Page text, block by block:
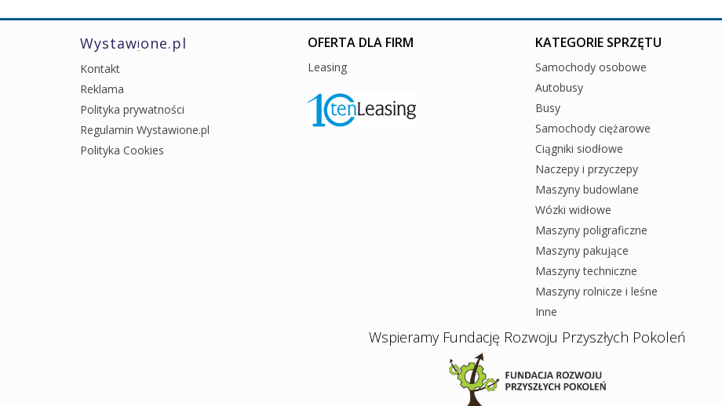
Wystawione.pl
Kontakt
Reklama
Polityka prywatności
Regulamin Wystawione.pl
Polityka Cookies
OFERTA DLA FIRM
Leasing
KATEGORIE SPRZĘTU
Samochody osobowe
Autobusy
Busy
Samochody ciężarowe
Ciągniki siodłowe
Naczepy i przyczepy
Maszyny budowlane
Wózki widłowe
Maszyny poligraficzne
Maszyny pakujące
Maszyny techniczne
Maszyny rolnicze i leśne
Inne
Wspieramy Fundację Rozwoju Przyszłych Pokoleń